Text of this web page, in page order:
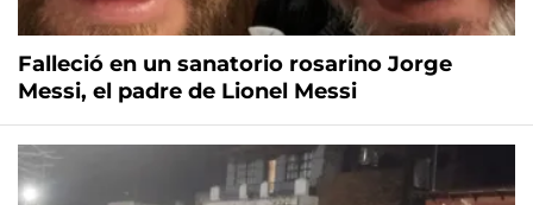
Falleció en un sanatorio rosarino Jorge
Messi, el padre de Lionel Messi